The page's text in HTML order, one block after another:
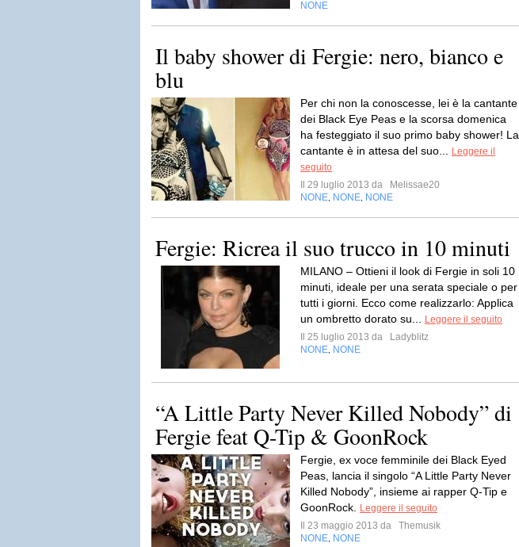
NONE
Il baby shower di Fergie: nero, bianco e
blu
Per chi non la conoscesse, lei è la cantante
dei Black Eye Peas e la scorsa domenica
ha festeggiato il suo primo baby shower! La
cantante è in attesa del suo...
Leggere il
seguito
Il 29 luglio 2013 da
Melissae20
NONE NONE NONE
Fergie: Ricrea il suo trucco in 10 minuti
MILANO – Ottieni il look di Fergie in soli 10
minuti, ideale per una serata speciale o per
tutti i giorni. Ecco come realizzarlo: Applica
un ombretto dorato su...
Leggere il seguito
Il 25 luglio 2013 da
Ladyblitz
NONE NONE
“A Little Party Never Killed Nobody” di
Fergie feat Q-Tip & GoonRock
Fergie, ex voce femminile dei Black Eyed
Peas, lancia il singolo “A Little Party Never
Killed Nobody”, insieme ai rapper Q-Tip e
GoonRock.
Leggere il seguito
Il 23 maggio 2013 da
Themusik
NONE NONE